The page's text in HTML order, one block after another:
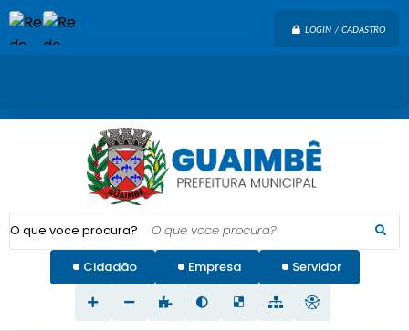
LOGIN / CADASTRO
O que voce procura?
Cidadão Empresa Servidor